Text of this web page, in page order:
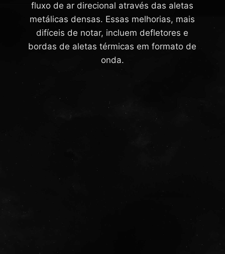
fluxo de ar direcional através das aletas
metálicas densas. Essas melhorias, mais
difíceis de notar, incluem defletores e
bordas de aletas térmicas em formato de
onda.